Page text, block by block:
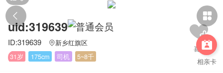
 

相亲卡
uid:319639
ID:319639 新乡红旗区
31岁
175cm 司机 5~8千